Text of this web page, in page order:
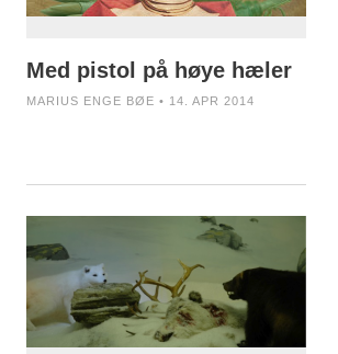
Med pistol på høye hæler
MARIUS ENGE BØE • 14. APR 2014